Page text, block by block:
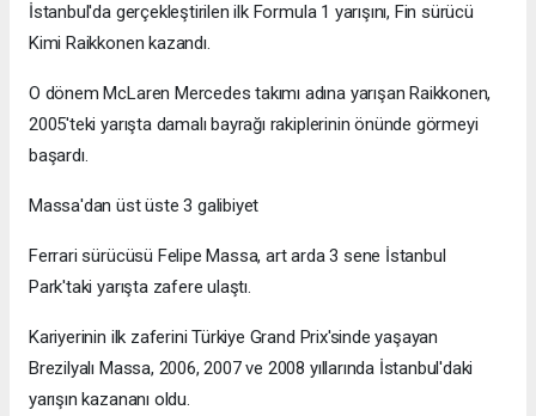
İstanbul'da gerçekleştirilen ilk Formula 1 yarışını, Fin sürücü
Kimi Raikkonen kazandı.
O dönem McLaren Mercedes takımı adına yarışan Raikkonen,
2005'teki yarışta damalı bayrağı rakiplerinin önünde görmeyi
başardı.
Massa'dan üst üste 3 galibiyet
Ferrari sürücüsü Felipe Massa, art arda 3 sene İstanbul
Park'taki yarışta zafere ulaştı.
Kariyerinin ilk zaferini Türkiye Grand Prix'sinde yaşayan
Brezilyalı Massa, 2006, 2007 ve 2008 yıllarında İstanbul'daki
yarışın kazananı oldu.